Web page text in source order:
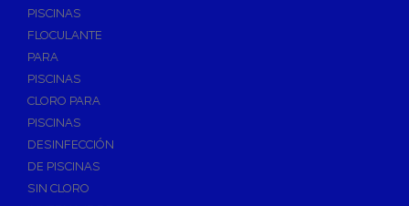
PISCINAS
FLOCULANTE
PARA
PISCINAS
CLORO PARA
PISCINAS
DESINFECCIÓN
DE PISCINAS
SIN CLORO